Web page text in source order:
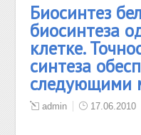
Биосинтез
биосинтеза
клетке.
синтеза
следующими
admin 17.06.2010